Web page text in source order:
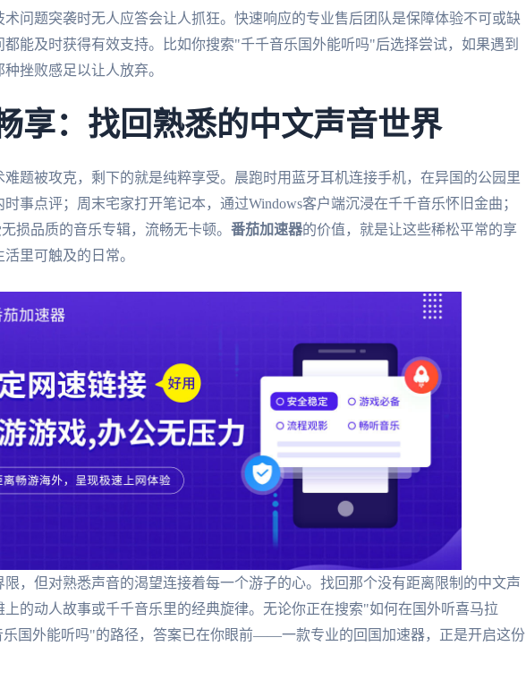
问题突袭时无人应答会让人抓狂。快速响应的专业售后团队是保障体验不可或缺
都能及时获得有效支持。比如你搜索"千千音乐国外能听吗"后选择尝试，如果遇到
挫败感足以让人放弃。
享：找回熟悉的中文声音世界
难题被攻克，剩下的就是纯粹享受。晨跑时用蓝牙耳机连接手机，在异国的公园里
事点评；周末宅家打开笔记本，通过Windows客户端沉浸在千千音乐怀旧金曲；
损品质的音乐专辑，流畅无卡顿。 番茄加速器的价值，就是让这些稀松平常的享
里可触及的日常。
，但对熟悉声音的渴望连接着每一个游子的心。找回那个没有距离限制的中文声
的动人故事或千千音乐里的经典旋律。无论你正在搜索"如何在国外听喜马拉
国外能听吗"的路径，答案已在你眼前——一款专业的回国加速器，正是开启这份